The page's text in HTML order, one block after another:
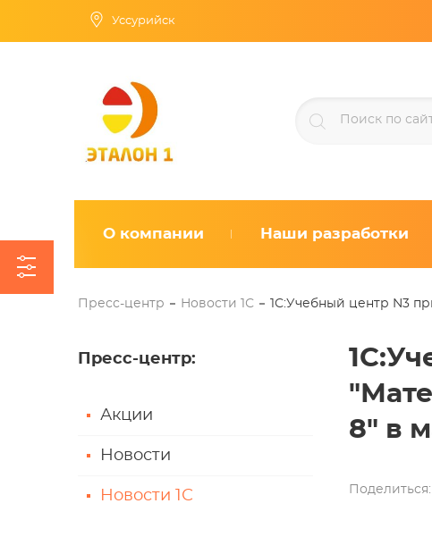
Уссурийск
О компании Наши разработки
Пресс-центр Новости 1С 1С:Учебный центр N3
Пресс-центр:
Акции
Новости
Новости 1С
8" в
Поделиться: